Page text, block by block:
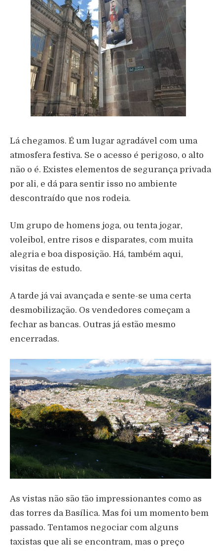
Lá chegamos. É um lugar agradável com uma
atmosfera festiva. Se o acesso é perigoso, o alto
não o é. Existes elementos de segurança privada
por ali, e dá para sentir isso no ambiente
descontraído que nos rodeia.
Um grupo de homens joga, ou tenta jogar,
voleibol, entre risos e disparates, com muita
alegria e boa disposição. Há, também aqui,
visitas de estudo.
A tarde já vai avançada e sente-se uma certa
desmobilização. Os vendedores começam a
fechar as bancas. Outras já estão mesmo
encerradas.
As vistas não são tão impressionantes como as
das torres da Basílica. Mas foi um momento bem
passado. Tentamos negociar com alguns
taxistas que ali se encontram, mas o preço